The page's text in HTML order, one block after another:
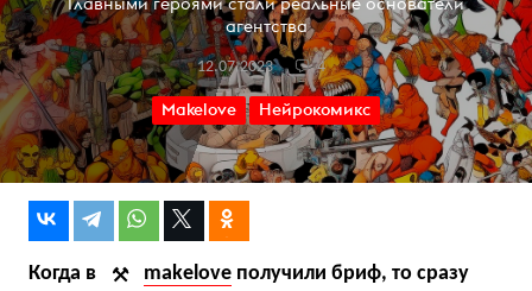
агентства
12.07.2023 4
Makelove Нейрокомикс
Когда в makelove получили бриф, то сразу